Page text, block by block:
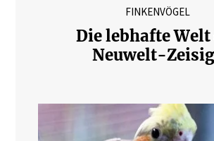
FINKENVÖGEL
Die lebhafte Welt
Neuwelt-